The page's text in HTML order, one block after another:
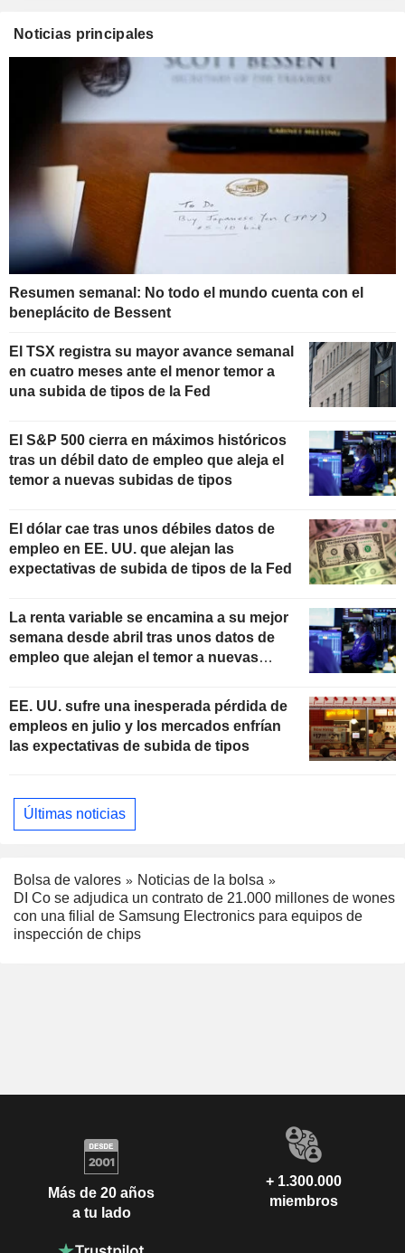
Noticias principales
Resumen semanal: No todo el mundo cuenta con el
beneplácito de Bessent
El TSX registra su mayor avance semanal
en cuatro meses ante el menor temor a
una subida de tipos de la Fed
El S&P 500 cierra en máximos históricos
tras un débil dato de empleo que aleja el
temor a nuevas subidas de tipos
El dólar cae tras unos débiles datos de
empleo en EE. UU. que alejan las
expectativas de subida de tipos de la Fed
La renta variable se encamina a su mejor
semana desde abril tras unos datos de
empleo que alejan el temor a nuevas
EE. UU. sufre una inesperada pérdida de
empleos en julio y los mercados enfrían
las expectativas de subida de tipos
Últimas noticias
Bolsa de valores
Noticias de la bolsa
DI Co se adjudica un contrato de 21.000 millones de wones
con una filial de Samsung Electronics para equipos de
inspección de chips
Más de 20 años
a tu lado
+ 1.300.000
miembros